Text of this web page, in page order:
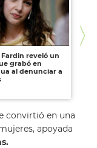
reveló un
grabó en
al denunciar a
convirtió en una
apoyada